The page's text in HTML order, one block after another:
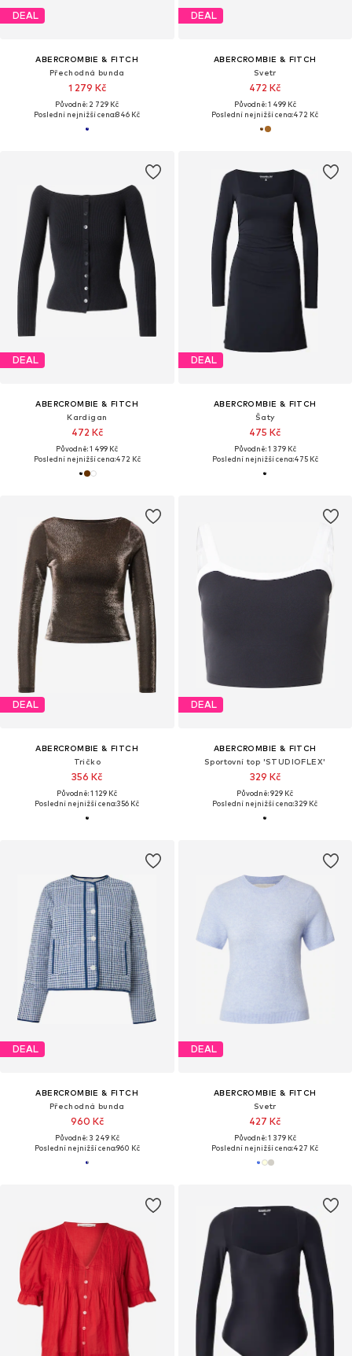
DEAL
ABERCROMBIE & FITCH
Přechodná bunda
1 279 Kč
Původně: 2 729 Kč
Poslední nejnižší cena:846 Kč
DEAL
ABERCROMBIE & FITCH
Svetr
472 Kč
Původně: 1 499 Kč
Poslední nejnižší cena:472 Kč
DEAL
ABERCROMBIE & FITCH
Kardigan
472 Kč
Původně: 1 499 Kč
Poslední nejnižší cena:472 Kč
DEAL
ABERCROMBIE & FITCH
Šaty
475 Kč
Původně: 1 379 Kč
Poslední nejnižší cena:475 Kč
DEAL
ABERCROMBIE & FITCH
Tričko
356 Kč
Původně: 1 129 Kč
Poslední nejnižší cena:356 Kč
DEAL
ABERCROMBIE & FITCH
Sportovní top 'STUDIOFLEX'
329 Kč
Původně: 929 Kč
Poslední nejnižší cena:329 Kč
DEAL
ABERCROMBIE & FITCH
Přechodná bunda
960 Kč
Původně: 3 249 Kč
Poslední nejnižší cena:960 Kč
DEAL
ABERCROMBIE & FITCH
Svetr
427 Kč
Původně: 1 379 Kč
Poslední nejnižší cena:427 Kč